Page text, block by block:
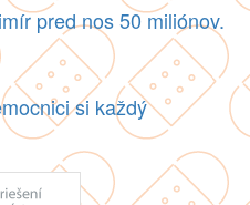
pred nos 50 miliónov.
si každý